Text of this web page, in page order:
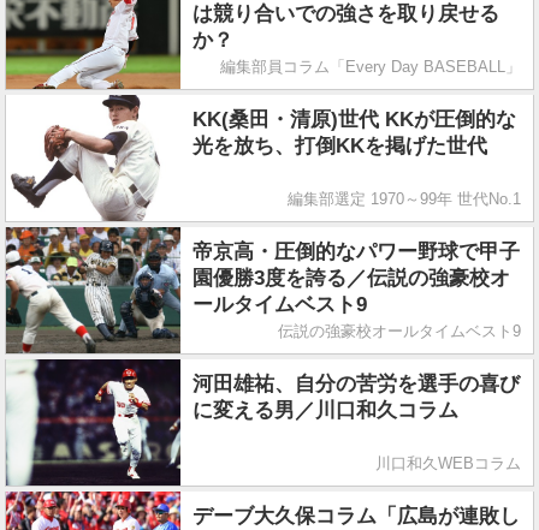
は競り合いでの強さを取り戻せる
か？
編集部員コラム「Every Day BASEBALL」
KK(桑田・清原)世代 KKが圧倒的な
光を放ち、打倒KKを掲げた世代
編集部選定 1970～99年 世代No.1
帝京高・圧倒的なパワー野球で甲子
園優勝3度を誇る／伝説の強豪校オ
ールタイムベスト9
伝説の強豪校オールタイムベスト9
河田雄祐、自分の苦労を選手の喜び
に変える男／川口和久コラム
川口和久WEBコラム
デーブ大久保コラム「広島が連敗し